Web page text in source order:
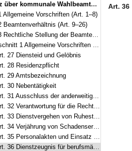
reduzieren
und Wahlbeamtinnen (Kommunal-Wahlbeamten-Gesetz – KWBG) Vom 24. Juli 2012 (GVBl. S. 366; 2014 S. 20) BayRS 2022-1-I (Art. 1–66)
erweitern
Allgemeine Vorschriften (Art. 1–8)
erweitern
Beamtenverhältnis (Art. 9–26)
reduzieren
Stellung der Beamten und Beamtinnen (Art. 27–44)
reduzieren
1 Allgemeine Vorschriften (Art. 27–37)
27 Diensteid und Gelöbnis
28 Residenzpflicht
29 Amtsbezeichnung
30 Nebentätigkeit
31 Ausschluss der anderweitigen Verwendung
32 Verantwortung für die Rechtmäßigkeit
Dienstvergehen von Ruhestandsbeamten und Ruhestandsbeamtinnen
Verjährung von Schadensersatzansprüchen und gesetzlicher Forderungsübergang
35 Personalakten und Einsatz automatisierter Verfahren
36 Dienstzeugnis für berufsmäßige Gemeinderatsmitglieder
Art. 36